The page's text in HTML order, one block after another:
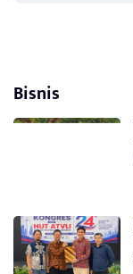
Bisnis